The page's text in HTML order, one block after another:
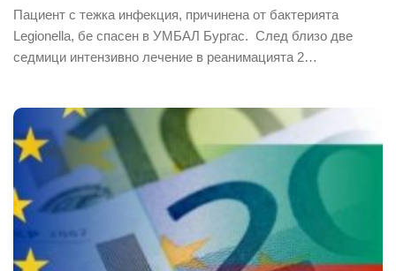
Пациент с тежка инфекция, причинена от бактерията
Legionella, бе спасен в УМБАЛ Бургас. След близо две
седмици интензивно лечение в реанимацията 2…